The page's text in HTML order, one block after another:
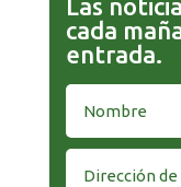
Las
cada
entrada.